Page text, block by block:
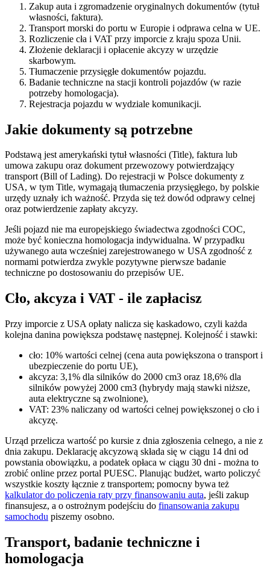
Zakup auta i zgromadzenie oryginalnych dokumentów (tytuł
własności, faktura).
Transport morski do portu w Europie i odprawa celna w UE.
Rozliczenie cła i VAT przy imporcie z kraju spoza Unii.
Złożenie deklaracji i opłacenie akcyzy w urzędzie
skarbowym.
Tłumaczenie przysięgłe dokumentów pojazdu.
Badanie techniczne na stacji kontroli pojazdów (w razie
potrzeby homologacja).
Rejestracja pojazdu w wydziale komunikacji.
Jakie dokumenty są potrzebne
Podstawą jest amerykański tytuł własności (Title), faktura lub
umowa zakupu oraz dokument przewozowy potwierdzający
transport (Bill of Lading). Do rejestracji w Polsce dokumenty z
USA, w tym Title, wymagają tłumaczenia przysięgłego, by polskie
urzędy uznały ich ważność. Przyda się też dowód odprawy celnej
oraz potwierdzenie zapłaty akcyzy.
Jeśli pojazd nie ma europejskiego świadectwa zgodności COC,
może być konieczna homologacja indywidualna. W przypadku
używanego auta wcześniej zarejestrowanego w USA zgodność z
normami potwierdza zwykle pozytywne pierwsze badanie
techniczne po dostosowaniu do przepisów UE.
Cło, akcyza i VAT - ile zapłacisz
Przy imporcie z USA opłaty nalicza się kaskadowo, czyli każda
kolejna danina powiększa podstawę następnej. Kolejność i stawki:
cło: 10% wartości celnej (cena auta powiększona o transport i
ubezpieczenie do portu UE),
akcyza: 3,1% dla silników do 2000 cm3 oraz 18,6% dla
silników powyżej 2000 cm3 (hybrydy mają stawki niższe,
auta elektryczne są zwolnione),
VAT: 23% naliczany od wartości celnej powiększonej o cło i
akcyzę.
Urząd przelicza wartość po kursie z dnia zgłoszenia celnego, a nie z
dnia zakupu. Deklarację akcyzową składa się w ciągu 14 dni od
powstania obowiązku, a podatek opłaca w ciągu 30 dni - można to
zrobić online przez portal PUESC. Planując budżet, warto policzyć
wszystkie koszty łącznie z transportem; pomocny bywa też
kalkulator do policzenia raty przy finansowaniu auta, jeśli zakup
finansujesz, a o ostrożnym podejściu do finansowania zakupu
samochodu piszemy osobno.
Transport, badanie techniczne i
homologacja